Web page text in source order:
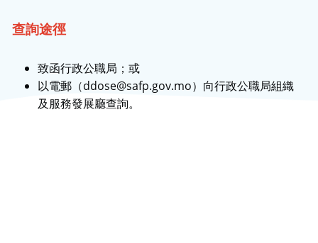
查詢途徑
致函行政公職局；或
以電郵（ddose@safp.gov.mo）向行政公職局組織
及服務發展廳查詢。